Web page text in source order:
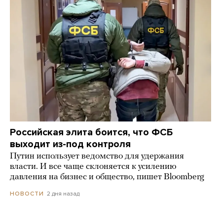
Российская элита боится, что ФСБ
выходит из-под контроля
Путин использует ведомство для удержания
власти. И все чаще склоняется к усилению
давления на бизнес и общество, пишет Bloomberg
НОВОСТИ 2 дня назад